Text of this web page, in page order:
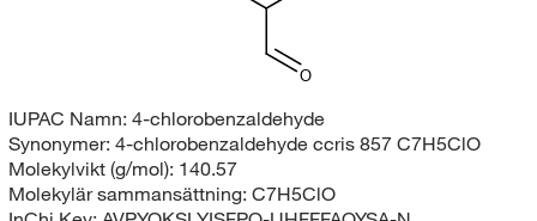
O
IUPAC Namn: 4-chlorobenzaldehyde
Synonymer: 4-chlorobenzaldehyde ccris 857 C7H5ClO
Molekylvikt (g/mol): 140.57
Molekylär sammansättning: C7H5ClO